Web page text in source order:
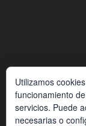
Utilizamos
funcionamiento
servicios. Puede
necesarias o